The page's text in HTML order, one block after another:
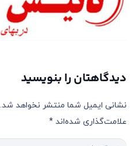
دیدگاهتان را بنویسید
نشانی ایمیل شما منتشر نخواهد شد.
علامت‌گذاری شده‌اند *